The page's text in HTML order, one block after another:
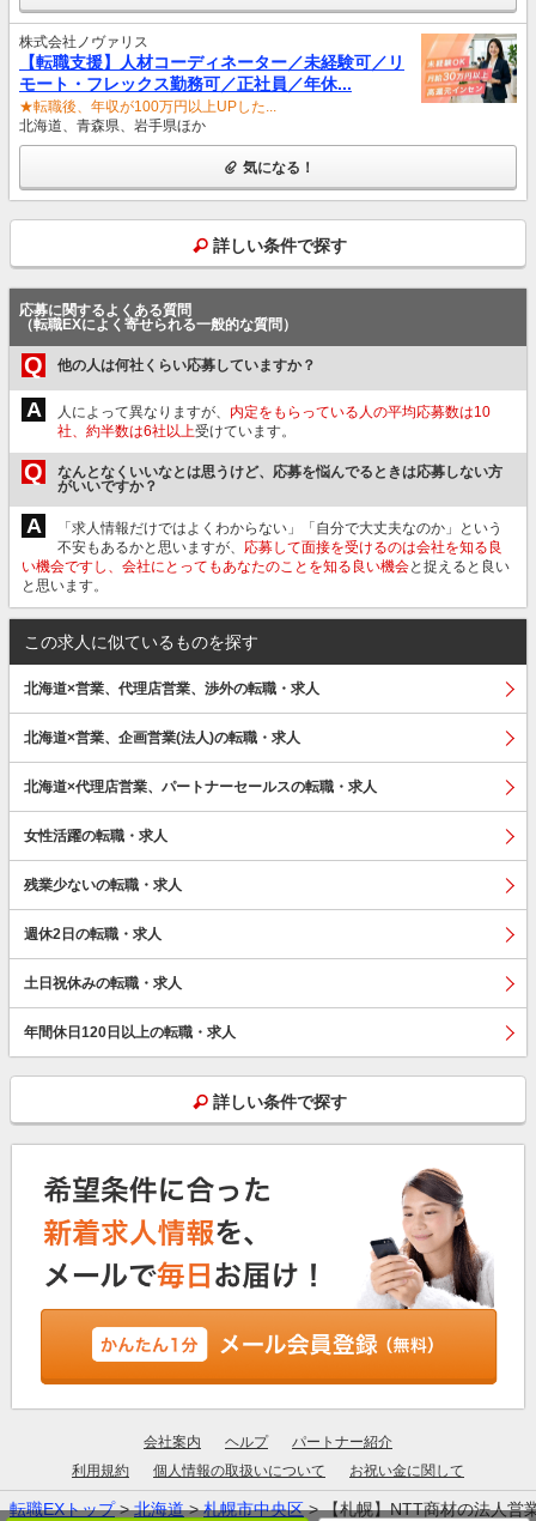
株式会社ノヴァリス
【転職支援】人材コーディネーター／未経験可／リ
モート・フレックス勤務可／正社員／年休...
★転職後、年収が100万円以上UPした...
北海道、青森県、岩手県ほか
気になる！
詳しい条件で探す
応募に関するよくある質問
（転職EXによく寄せられる一般的な質問）
Q 他の人は何社くらい応募していますか？
A 人によって異なりますが、 内定をもらっている人の平均応募数は10
社、約半数は6社以上受けています。
Q
なんとなくいいなとは思うけど、応募を悩んでるときは応募しない方
がいいですか？
A
「求人情報だけではよくわからない」「自分で大丈夫なのか」という
不安もあるかと思いますが、 応募して面接を受けるのは会社を知る良
い機会ですし、会社にとってもあなたのことを知る良い機会と捉えると良い
と思います。
この求人に似ているものを探す
北海道×営業、代理店営業、渉外の転職・求人
北海道×営業、企画営業(法人)の転職・求人
北海道×代理店営業、パートナーセールスの転職・求人
女性活躍の転職・求人
残業少ないの転職・求人
週休2日の転職・求人
土日祝休みの転職・求人
年間休日120日以上の転職・求人
詳しい条件で探す
会社案内 ヘルプ
パートナー紹介
利用規約
個人情報の取扱いについて お祝い金に関して
転職EXトップ>北海道>札幌市中央区> 【札幌】NTT商材の法人営